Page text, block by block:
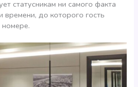
статусникам ни самого факта
времени, до которого гость
номере.